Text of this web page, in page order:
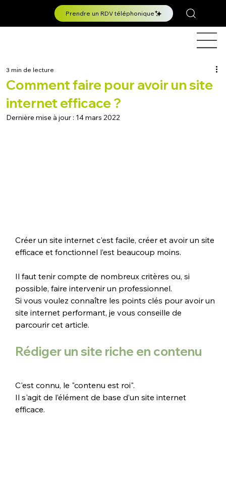
Prendre un RDV téléphonique
Comment faire pour avoir un site
internet efficace ?
3 min de lecture
Dernière mise à jour : 14 mars 2022
Créer un site internet c'est facile, créer et avoir un site
efficace et fonctionnel l’est beaucoup moins.
Il faut tenir compte de nombreux critères ou, si
possible, faire intervenir un professionnel.
Si vous voulez connaître les points clés pour avoir un
site internet performant, je vous conseille de
parcourir cet article.
Rédiger un site riche en contenu
C'est connu, le "contenu est roi".
Il s'agit de l’élément de base d’un site internet
efficace.